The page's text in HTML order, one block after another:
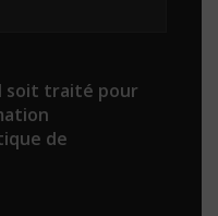
soit traité pour
de